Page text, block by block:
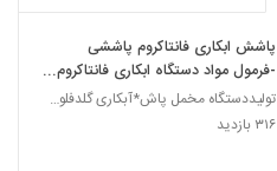
پاشش ابکاری فانتاکروم پاششی
-فرمول مواد دستگاه ابکاری فانتاکروم-
دستگاه مخمل پاش
تولیددستگاه مخمل پاش*آبکاری گلدفلوک 09106565375
۳۱۶ بازدید